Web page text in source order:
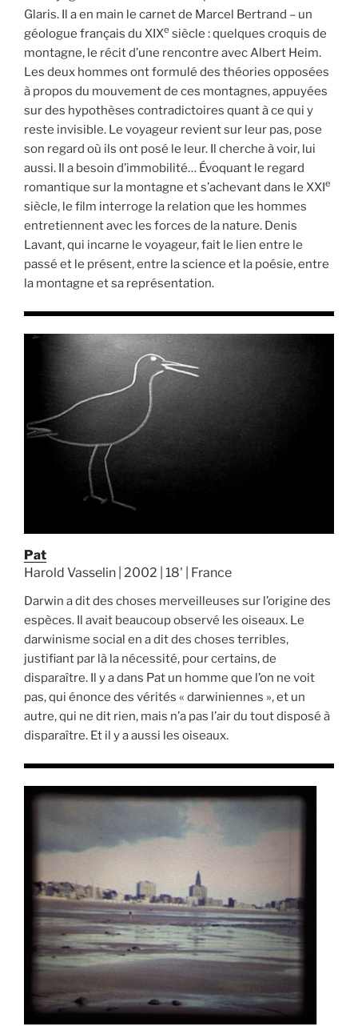
Glaris. Il a en main le carnet de Marcel Bertrand – un
géologue français du XIXe siècle : quelques croquis de
montagne, le récit d’une rencontre avec Albert Heim.
Les deux hommes ont formulé des théories opposées
à propos du mouvement de ces montagnes, appuyées
sur des hypothèses contradictoires quant à ce qui y
reste invisible. Le voyageur revient sur leur pas, pose
son regard où ils ont posé le leur. Il cherche à voir, lui
aussi. Il a besoin d’immobilité… Évoquant le regard
romantique sur la montagne et s’achevant dans le XXIe
siècle, le film interroge la relation que les hommes
entretiennent avec les forces de la nature. Denis
Lavant, qui incarne le voyageur, fait le lien entre le
passé et le présent, entre la science et la poésie, entre
la montagne et sa représentation.
Pat
Harold Vasselin | 2002 | 18' | France
Darwin a dit des choses merveilleuses sur l’origine des
espèces. Il avait beaucoup observé les oiseaux. Le
darwinisme social en a dit des choses terribles,
justifiant par là la nécessité, pour certains, de
disparaître. Il y a dans Pat un homme que l’on ne voit
pas, qui énonce des vérités « darwiniennes », et un
autre, qui ne dit rien, mais n’a pas l’air du tout disposé à
disparaître. Et il y a aussi les oiseaux.